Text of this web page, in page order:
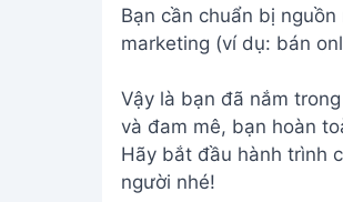
Bạn cần chuẩn bị
marketing (ví dụ: bán
Vậy là bạn đã nắm
và đam mê, bạn hoàn
Hãy bắt đầu hành trình
người nhé!